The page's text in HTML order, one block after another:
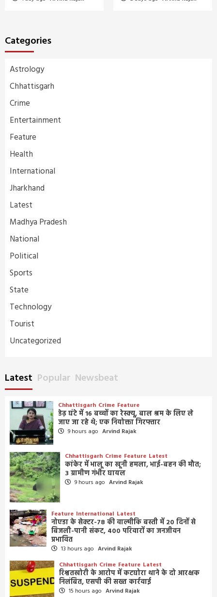
Categories
Astrology
Chhattisgarh
Crime
Entertainment
Feature
Health
International
Jharkhand
Latest
Madhya Pradesh
National
Political
Sports
State
Technology
Tourist
Uncategorized
Latest Popular Newsbeat
Chhattisgarh Crime Feature
डेढ़ घंटे में 16 बच्चों का रेस्क्यू, बाल श्रम के लिए ले
जाए जा रहे थे; एक नियोक्ता गिरफ्तार
9 hours ago Arvind Rajak
Chhattisgarh Crime Feature Latest
कांकेर में भालू का खूनी हमला, भाई-बहन की मौत;
3 ग्रामीण गंभीर घायल
9 hours ago Arvind Rajak
Feature International Latest
नोएडा के सेक्टर-78 की वाल्मीकि बस्ती में 20 दिनों से
बिजली-पानी संकट, 400 परिवारों का जनजीवन
प्रभावित
13 hours ago Arvind Rajak
Chhattisgarh Crime Feature Latest
रिश्वतखोरी के आरोप में कटघोरा थाने के दो आरक्षक
निलंबित, एसपी की सख्त कार्रवाई
15 hours ago Arvind Rajak